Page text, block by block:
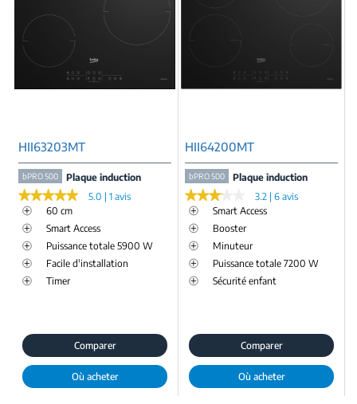
HII63203MT
bPRO 500
Plaque induction
★★★★★
★★★★★
5.0 | 1 avis
60 cm
Smart Access
Puissance totale 5900 W
Facile d'installation
Timer
Comparer
Où acheter
HII64200MT
bPRO 500
Plaque induction
★★★★★
★★★★★
3.2 | 6 avis
Smart Access
Booster
Minuteur
Puissance totale 7200 W
Sécurité enfant
Comparer
Où acheter